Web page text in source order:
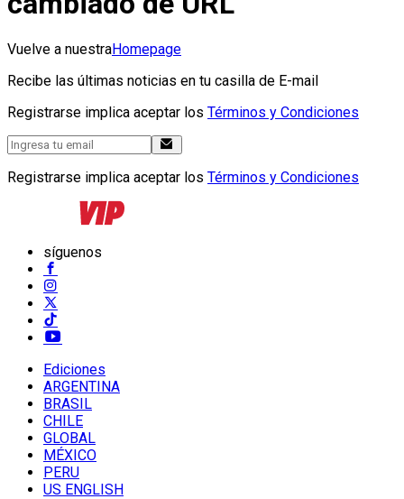
Vuelve a nuestraHomepage
Recibe las últimas noticias en tu casilla de E-mail
Registrarse implica aceptar los Términos y Condiciones
Registrarse implica aceptar los Términos y Condiciones
síguenos
Ediciones
ARGENTINA
BRASIL
CHILE
GLOBAL
MÉXICO
PERU
US ENGLISH